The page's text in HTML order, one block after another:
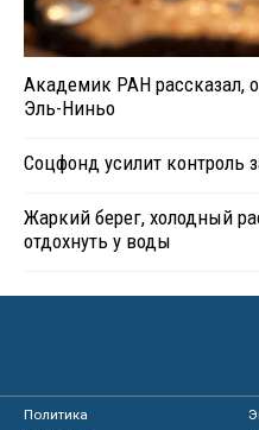
Академик РАН рассказал,
Эль-Ниньо
Соцфонд усилит
Жаркий берег, холодный
отдохнуть у воды
Политика